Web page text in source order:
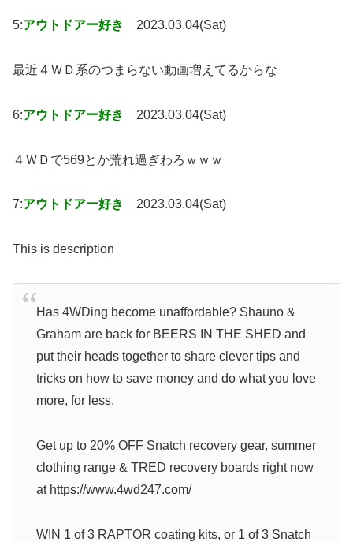
5:アウトドアー好き 2023.03.04(Sat)
最近４ＷＤ系のつまらない動画増えてるからな
6:アウトドアー好き 2023.03.04(Sat)
４ＷＤで569とか荒れ過ぎわろｗｗｗ
7:アウトドアー好き 2023.03.04(Sat)
This is description
Has 4WDing become unaffordable? Shauno &
Graham are back for BEERS IN THE SHED and
put their heads together to share clever tips and
tricks on how to save money and do what you love
more, for less.
Get up to 20% OFF Snatch recovery gear, summer
clothing range & TRED recovery boards right now
at https://www.4wd247.com/
WIN 1 of 3 RAPTOR coating kits, or 1 of 3 Snatch